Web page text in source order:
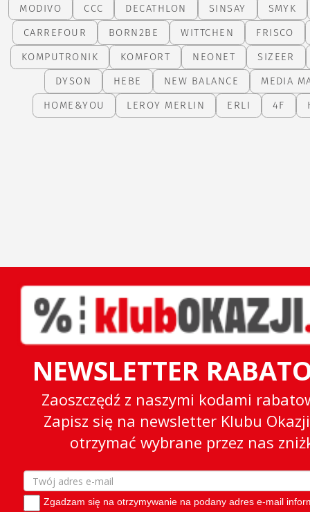
MODIVO
CCC DECATHLON SINSAY
SMYK
CARREFOUR
BORN2BE WITTCHEN
FRISCO
KOMPUTRONIK
KOMFORT NEONET
SIZEER
DYSON
HEBE NEW BALANCE
MEDIA
HOME&YOU
LEROY MERLIN ERLI 4F